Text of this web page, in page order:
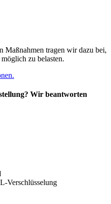
Maßnahmen tragen wir dazu bei,
zu belasten.
Wir beantworten
Verschlüsselung